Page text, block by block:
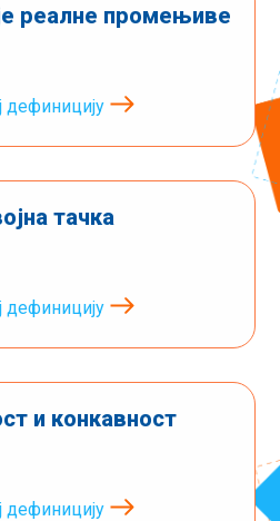
реалне промењиве
дефиницију
тачка
дефиницију
и конкавност
дефиницију